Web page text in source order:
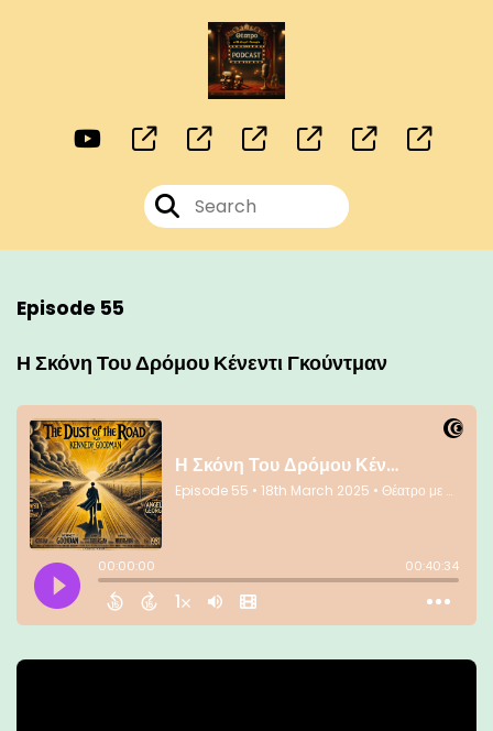
Episode 55
Η Σκόνη Του Δρόμου Κένεντι Γκούντμαν